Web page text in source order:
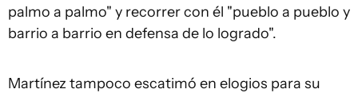
palmo a palmo" y recorrer con él "pueblo a pueblo y
barrio a barrio en defensa de lo logrado".
Martínez tampoco escatimó en elogios para su